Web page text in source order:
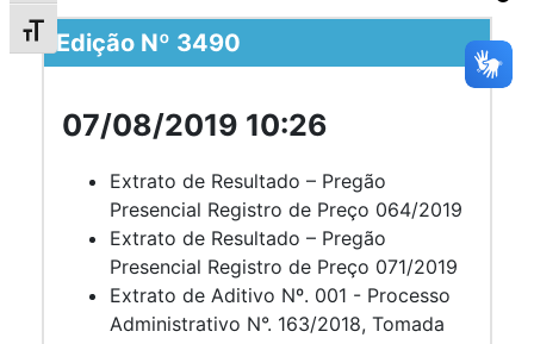
Alternar tamanho da fonte
Edição Nº 3490
07/08/2019 10:26
Extrato de Resultado – Pregão
Presencial Registro de Preço 064/2019
Extrato de Resultado – Pregão
Presencial Registro de Preço 071/2019
Extrato de Aditivo Nº. 001 - Processo
Administrativo N°. 163/2018, Tomada